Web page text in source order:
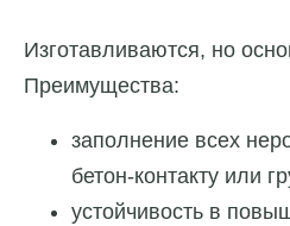
Изготавливаются, но
Преимущества:
заполнение всех
бетон-контакту или
устойчивость в